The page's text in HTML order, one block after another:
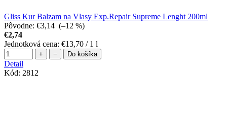
Gliss Kur Balzam na Vlasy Exp.Repair Supreme Lenght 200ml
Pôvodne: €3,14 (–12 %)
€2,74
Jednotková cena: €13,70 / 1 l
+ − Do košíka
Detail
Kód: 2812